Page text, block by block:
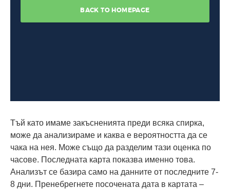
Тъй като имаме закъсненията преди всяка спирка,
може да анализираме и каква е вероятността да се
чака на нея. Може също да разделим тази оценка по
часове. Последната карта показва именно това.
Анализът се базира само на данните от последните 7-
8 дни. Пренебрегнете посочената дата в картата –